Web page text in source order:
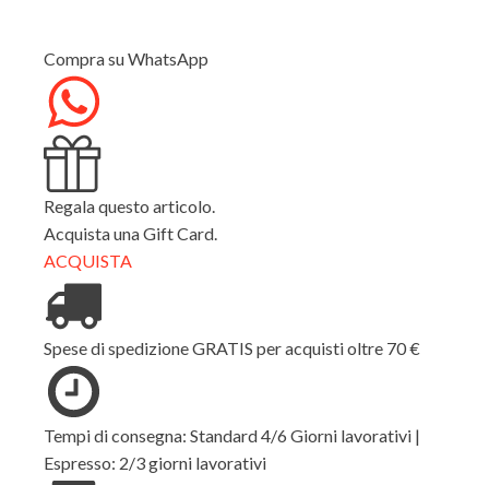
Compra su WhatsApp
Regala questo articolo.
Acquista una Gift Card.
ACQUISTA
Spese di spedizione GRATIS per acquisti oltre 70 €
Tempi di consegna: Standard 4/6 Giorni lavorativi |
Espresso: 2/3 giorni lavorativi